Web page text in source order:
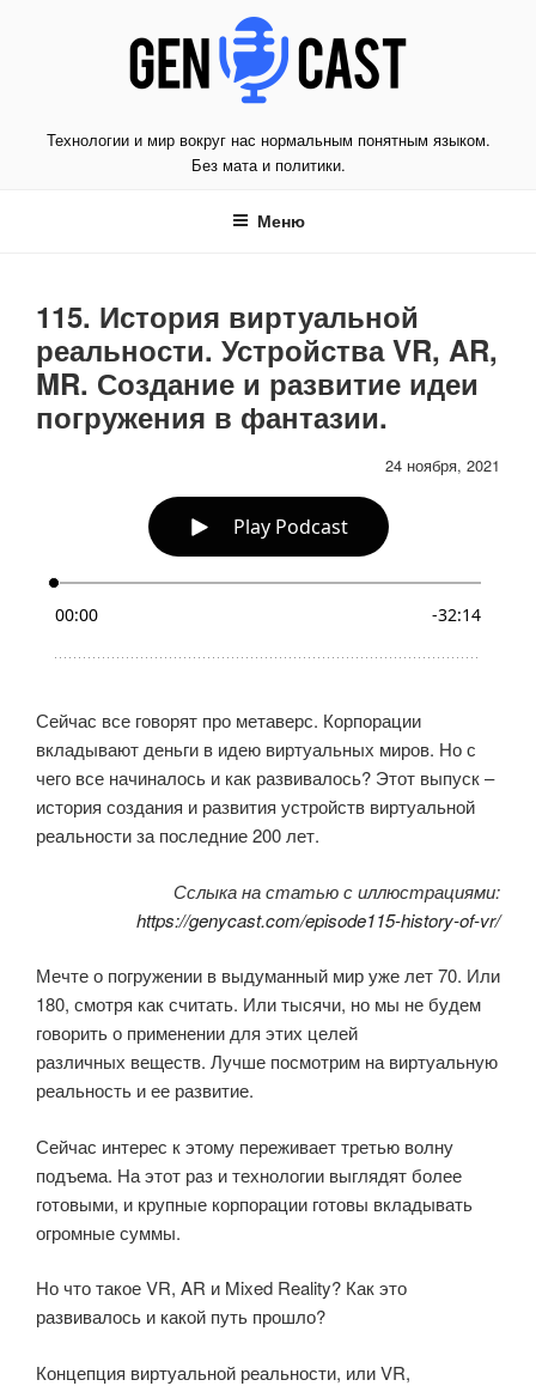
Технологии и мир вокруг нас нормальным понятным языком.
Без мата и политики.
Меню
115. История виртуальной
реальности. Устройства VR, AR,
MR. Создание и развитие идеи
погружения в фантазии.
24 ноября, 2021
Сейчас все говорят про метаверс. Корпорации
вкладывают деньги в идею виртуальных миров. Но с
чего все начиналось и как развивалось? Этот выпуск –
история создания и развития устройств виртуальной
реальности за последние 200 лет.
Сслыка на статью с иллюстрациями:
https://genycast.com/episode115-history-of-vr/
Мечте о погружении в выдуманный мир уже лет 70. Или
180, смотря как считать. Или тысячи, но мы не будем
говорить о применении для этих целей
различных веществ. Лучше посмотрим на виртуальную
реальность и ее развитие.
Сейчас интерес к этому переживает третью волну
подъема. На этот раз и технологии выглядят более
готовыми, и крупные корпорации готовы вкладывать
огромные суммы.
Но что такое VR, AR и Mixed Reality? Как это
развивалось и какой путь прошло?
Концепция виртуальной реальности, или VR,